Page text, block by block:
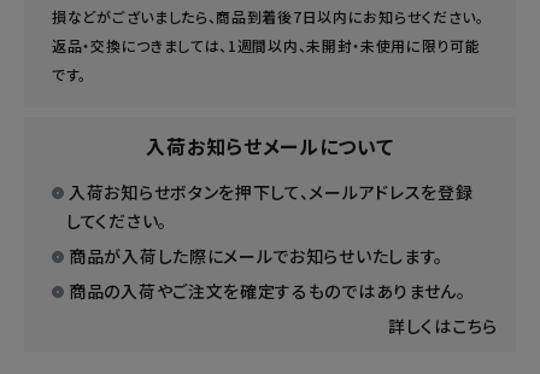
損などがございましたら、商品到着後7日以内にお知らせください。
返品・交換につきましては、1週間以内、未開封・未使用に限り可能
です。
入荷お知らせメールについて
入荷お知らせボタンを押下して、メールアドレスを登録
してください。
商品が入荷した際にメールでお知らせいたします。
商品の入荷やご注文を確定するものではありません。
詳しくはこちら